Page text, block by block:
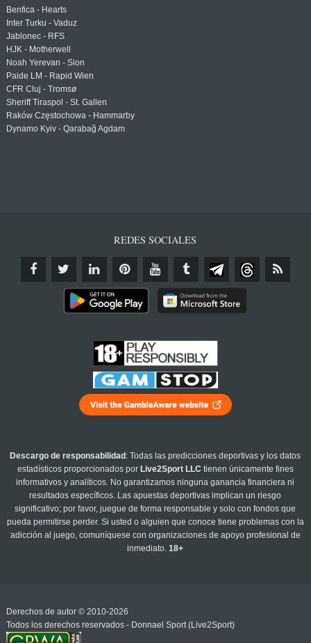
Benfica - Hearts
Inter Turku - Vaduz
Jablonec - RFS
HJK - Motherwell
Noah Yerevan - Sion
Paide LM - Rapid Wien
CFR Cluj - Tromsø
Sheriff Tiraspol - St. Gallen
Raków Częstochowa - Hammarby
Dynamo Kyiv - Qarabağ Agdam
REDES SOCIALES
Descargo de responsabilidad : Todas las predicciones deportivas y los datos
estadísticos proporcionados por Live2Sport LLC tienen únicamente fines
informativos y analíticos. No garantizamos ninguna ganancia financiera ni
resultados específicos. Las apuestas deportivas implican un riesgo
significativo; por favor, juegue de forma responsable y solo con fondos que
pueda permitirse perder. Si usted o alguien que conoce tiene problemas con la
adicción al juego, comuníquese con organizaciones de apoyo profesional de
inmediato.18+
Derechos de autor © 2010-2026
Todos los derechos reservados - Donnael Sport (Live2Sport)